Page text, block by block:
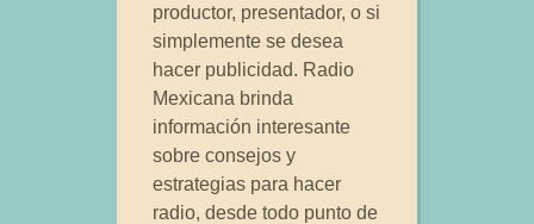
productor, presentador, o si
simplemente se desea
hacer publicidad. Radio
Mexicana brinda
información interesante
sobre consejos y
estrategias para hacer
radio, desde todo punto de